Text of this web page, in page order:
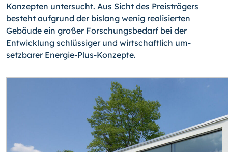
Konzepten untersucht. Aus Sicht des Preisträgers
besteht aufgrund der bislang wenig realisierten
Gebäude ein großer Forschungsbedarf bei der
Entwicklung schlüssiger und wirtschaftlich um­
setzbarer Energie-Plus-Konzepte.